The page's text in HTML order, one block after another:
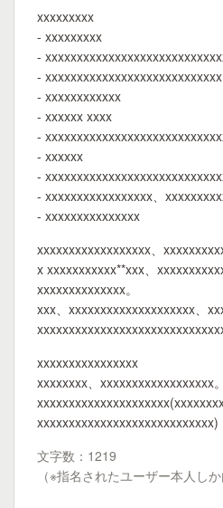
xxxxxxxxx
- xxxxxxxxx
-
- xxxxxxxxxxxxxxxxxxxxxxxxxxxx
- xxxxxxxxxxxx
- xxxxxx xxxx
-
- xxxxxx
-
- xxxxxxxxxxxxxxxxx、
- xxxxxxxxxxxxxxx
xxxxxxxxxxxxxxxxxx、
x xxxxxxxxxxx**xxx、
xxxxxxxxxxxxxx。
xxx、xxxxxxxxxxxxxxxxxxxx、
xxxxxxxxxxxxxxxx
xxxxxxxx、xxxxxxxxxxxxxxxxxx。
xxxxxxxxxxxxxxxxxxxxxxxxxxxx)
文字数：1219
（※指名されたユーザー本人し